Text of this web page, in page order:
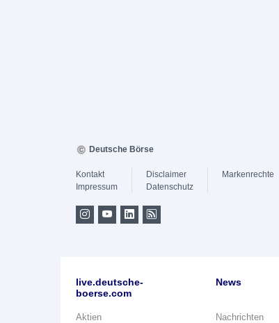
Deutsche Börse
Kontakt
Impressum
Disclaimer
Datenschutz
Markenrechte
live.deutsche-
boerse.com
Aktien
News
Nachrichten